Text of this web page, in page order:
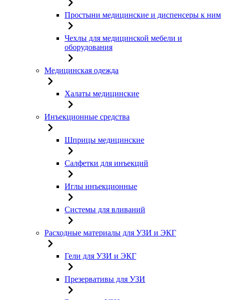
Простыни медицинские и диспенсеры к ним
Чехлы для медицинской мебели и
оборудования
Медицинская одежда
Халаты медицинские
Инъекционные средства
Шприцы медицинские
Салфетки для инъекций
Иглы инъекционные
Системы для вливаний
Расходные материалы для УЗИ и ЭКГ
Гели для УЗИ и ЭКГ
Презервативы для УЗИ